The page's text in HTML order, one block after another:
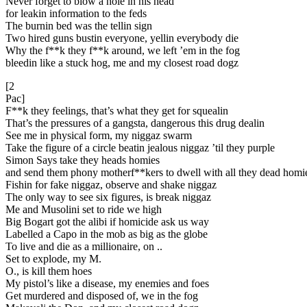
for leakin information to the feds
The burnin bed was the tellin sign
Two hired guns bustin everyone, yellin everybody die
Why the f**k they f**k around, we left ’em in the fog
bleedin like a stuck hog, me and my closest road dogz
[2
Pac]
F**k they feelings, that’s what they get for squealin
That’s the pressures of a gangsta, dangerous this drug dealin
See me in physical form, my niggaz swarm
Take the figure of a circle beatin jealous niggaz ’til they purple
Simon Says take they heads homies
and send them phony motherf**kers to dwell with all they dead
Fishin for fake niggaz, observe and shake niggaz
The only way to see six figures, is break niggaz
Me and Musolini set to ride we high
Big Bogart got the alibi if homicide ask us way
Labelled a Capo in the mob as big as the globe
To live and die as a millionaire, on ..
Set to explode, my M.
O., is kill them hoes
My pistol’s like a disease, my enemies and foes
Get murdered and disposed of, we in the fog